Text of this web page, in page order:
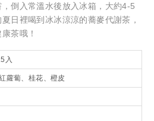
倒入常溫水後放入冰箱，大約4-5
日裡喝到冰冰涼涼的蕎麥代謝茶，
茶哦！
入
蘿蔔、桂花、橙皮